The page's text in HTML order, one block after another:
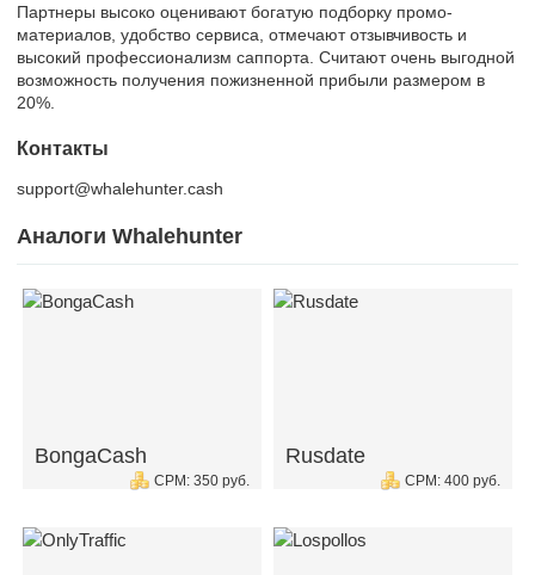
Партнеры высоко оценивают богатую подборку промо-
материалов, удобство сервиса, отмечают отзывчивость и
высокий профессионализм саппорта. Считают очень выгодной
возможность получения пожизненной прибыли размером в
20%.
Контакты
support@whalehunter.cash
Аналоги Whalehunter
BongaCash
CPM: 350 руб.
Rusdate
CPM: 400 руб.